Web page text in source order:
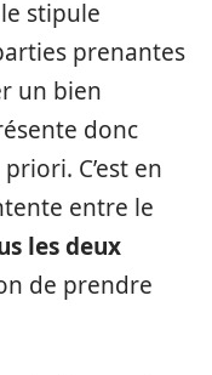
stipule
prenantes
un bien
donc
C’est en
entre le
les deux
de prendre